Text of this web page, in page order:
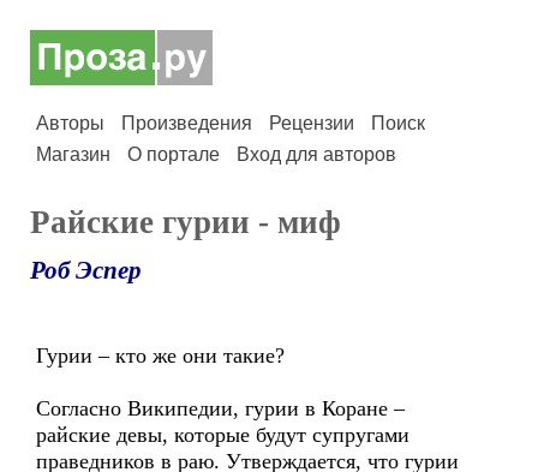
Авторы Произведения Рецензии
Поиск
Магазин
О портале Вход для авторов
Райские гурии - миф
Роб Эспер
Гурии – кто же они такие?
Согласно Википедии, гурии в Коране –
райские девы, которые будут супругами
праведников в раю. Утверждается, что гурии